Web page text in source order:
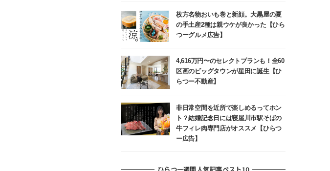
枚方名物おいも巻と新顔。大黒屋の夏
の手土産2種は親ウケが良かった【ひら
つーグルメ広告】
4,616万円〜のセレクトプランも！全60
区画のビッグタウンが星田に誕生【ひ
らつー不動産】
非日常空間を近所で楽しめるってホン
ト？結婚記念日には寝屋川市駅そばの
牛フィレ肉専門店がオススメ【ひらつ
ー広告】